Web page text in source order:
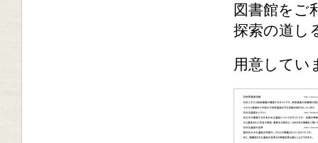
図書館をご
探索の道し
用意してい